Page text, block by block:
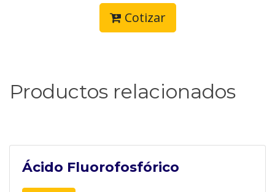
Cotizar
Productos relacionados
Ácido Fluorofosfórico